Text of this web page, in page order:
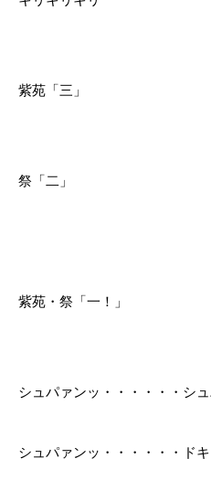
紫苑「三」
祭「二」
紫苑・祭「一！」
シュパァンッ・・・・・・シ
シュパァンッ・・・・・・ド